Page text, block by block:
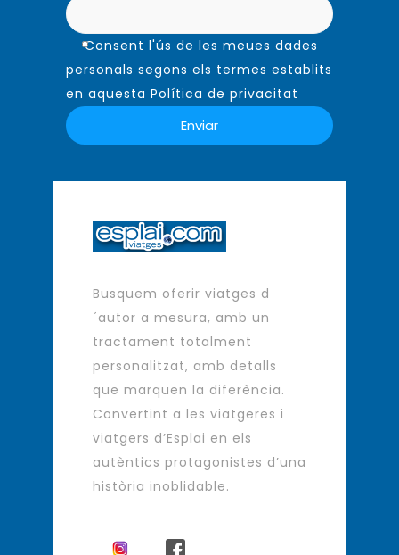
Consent l'ús de les meues dades
personals segons els termes establits
en aquesta Política de privacitat
Busquem oferir viatges d
´autor a mesura, amb un
tractament totalment
personalitzat, amb detalls
que marquen la diferència.
Convertint a les viatgeres i
viatgers d’Esplai en els
autèntics protagonistes d’una
història inoblidable.